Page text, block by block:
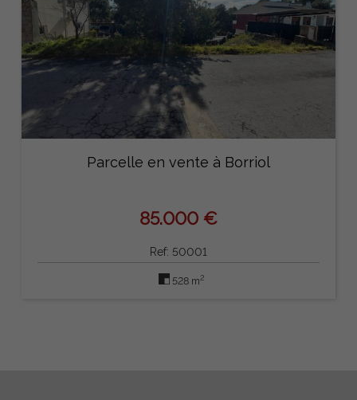
Parcelle en vente à Borriol
85.000 €
Ref: 50001
528 m2